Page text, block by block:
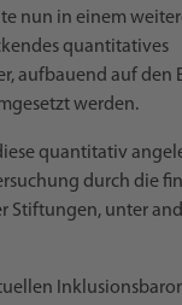
nun in einem
quantitatives
aufbauend auf den
werden.
quantitativ
durch die
Stiftungen, unter